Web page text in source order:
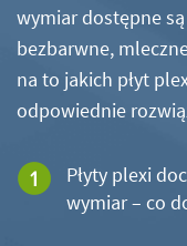
wymiar dostępne
bezbarwne,
na to jakich płyt
odpowiednie
Płyty plexi
wymiar – co